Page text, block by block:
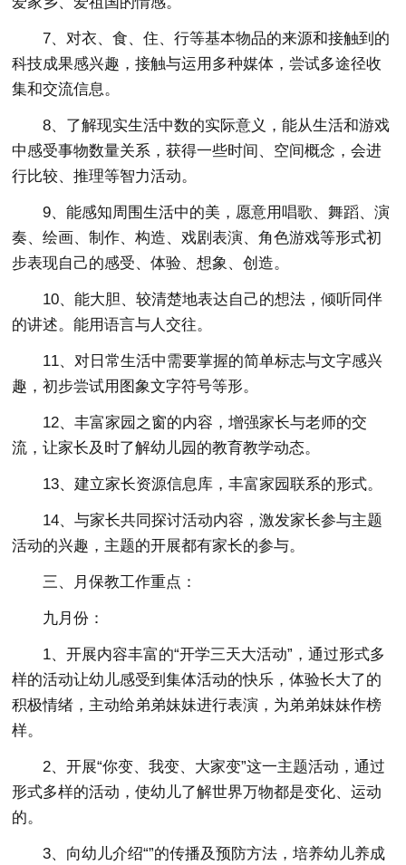
7、对衣、食、住、行等基本物品的来源和接触到的
科技成果感兴趣，接触与运用多种媒体，尝试多途径收
集和交流信息。
8、了解现实生活中数的实际意义，能从生活和游戏
中感受事物数量关系，获得一些时间、空间概念，会进
行比较、推理等智力活动。
9、能感知周围生活中的美，愿意用唱歌、舞蹈、演
奏、绘画、制作、构造、戏剧表演、角色游戏等形式初
步表现自己的感受、体验、想象、创造。
10、能大胆、较清楚地表达自己的想法，倾听同伴
的讲述。能用语言与人交往。
11、对日常生活中需要掌握的简单标志与文字感兴
趣，初步尝试用图象文字符号等形。
12、丰富家园之窗的内容，增强家长与老师的交
流，让家长及时了解幼儿园的教育教学动态。
13、建立家长资源信息库，丰富家园联系的形式。
14、与家长共同探讨活动内容，激发家长参与主题
活动的兴趣，主题的开展都有家长的参与。
三、月保教工作重点：
九月份：
1、开展内容丰富的“开学三天大活动”，通过形式多
样的活动让幼儿感受到集体活动的快乐，体验长大了的
积极情绪，主动给弟弟妹妹进行表演，为弟弟妹妹作榜
样。
2、开展“你变、我变、大家变”这一主题活动，通过
形式多样的活动，使幼儿了解世界万物都是变化、运动
的。
3、向幼儿介绍“”的传播及预防方法，培养幼儿养成